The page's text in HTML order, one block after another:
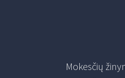
Mokesčių